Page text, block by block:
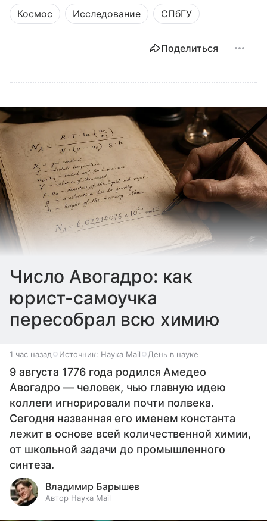
Космос Исследование СПбГУ
Поделиться
Число Авогадро: как
юрист-самоучка
пересобрал всю химию
1 час назад Источник: Наука Mail День в науке
9 августа 1776 года родился Амедео
Авогадро — человек, чью главную идею
коллеги игнорировали почти полвека.
Сегодня названная его именем константа
лежит в основе всей количественной химии,
от школьной задачи до промышленного
синтеза.
Владимир Барышев
Автор Наука Mail